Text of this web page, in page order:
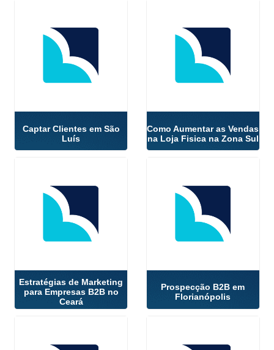
Captar Clientes em São
Luís
Como Aumentar as Vendas
na Loja Fisica na Zona Sul
Estratégias de Marketing
para Empresas B2B no
Ceará
Prospecção B2B em
Florianópolis